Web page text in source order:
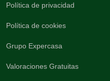
Política de privacidad
Política de cookies
Grupo Expercasa
Valoraciones Gratuitas